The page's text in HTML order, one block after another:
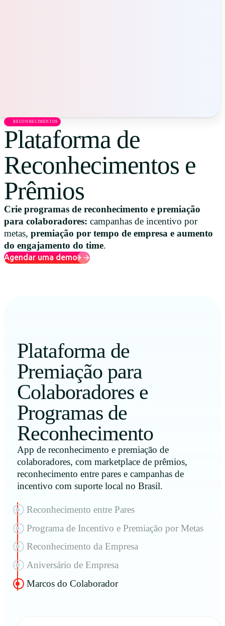
RECONHECIMENTOS
Plataforma de
Reconhecimentos e
Prêmios
Crie programas de reconhecimento e premiação
para colaboradores: campanhas de incentivo por
metas, premiação por tempo de empresa e aumento
do engajamento do time.
Agendar uma demo
Plataforma de
Premiação para
Colaboradores e
Programas de
Reconhecimento
App de reconhecimento e premiação de
colaboradores, com marketplace de prêmios,
reconhecimento entre pares e campanhas de
incentivo com suporte local no Brasil.
Reconhecimento entre Pares
Programa de Incentivo e Premiação por Metas
Reconhecimento da Empresa
Aniversário de Empresa
Marcos do Colaborador